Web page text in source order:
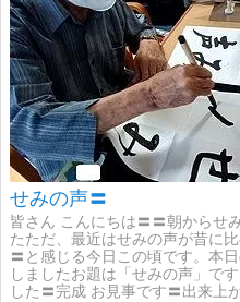
せみの声〓
皆さん こんにちは〓〓朝からせ
たただ、最近はせみの声が昔に
〓と感じる今日この頃です。本
しましたお題は「せみの声」で
した〓完成 お見事です〓出来上